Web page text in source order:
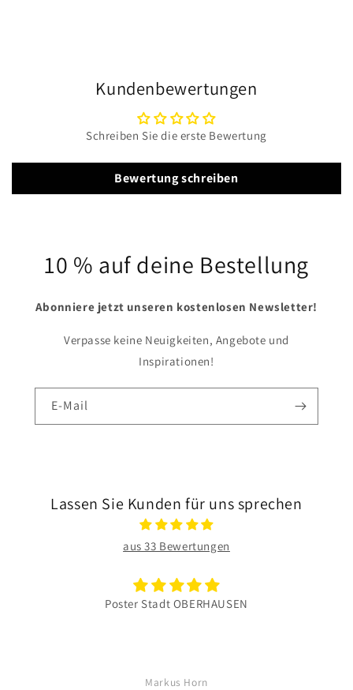
Kundenbewertungen
Schreiben Sie die erste Bewertung
Bewertung schreiben
10 % auf deine Bestellung
Abonniere jetzt unseren kostenlosen Newsletter!
Verpasse keine Neuigkeiten, Angebote und
Inspirationen!
E-Mail
Lassen Sie Kunden für uns sprechen
aus 33 Bewertungen
Poster Stadt OBERHAUSEN
Markus Horn